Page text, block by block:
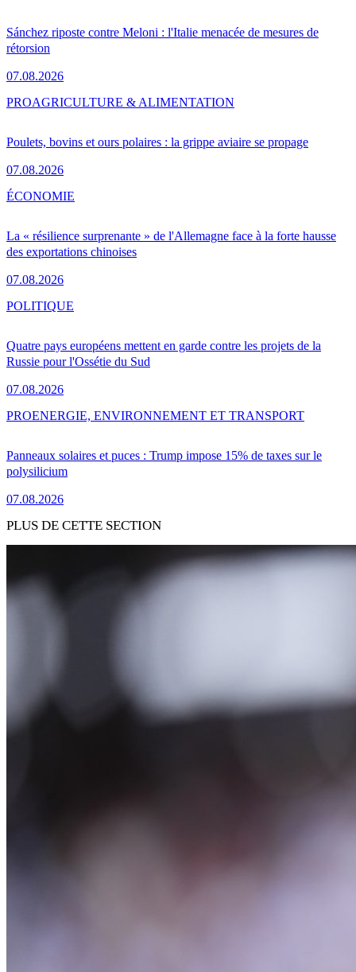
Sánchez riposte contre Meloni : l'Italie menacée de mesures de
rétorsion
07.08.2026
Poulets, bovins et ours polaires : la grippe aviaire se propage
07.08.2026
PROAGRICULTURE & ALIMENTATION
La « résilience surprenante » de l'Allemagne face à la forte hausse
des exportations chinoises
07.08.2026
ÉCONOMIE
Quatre pays européens mettent en garde contre les projets de la
Russie pour l'Ossétie du Sud
07.08.2026
POLITIQUE
Panneaux solaires et puces : Trump impose 15% de taxes sur le
polysilicium
07.08.2026
PROENERGIE, ENVIRONNEMENT ET TRANSPORT
PLUS DE CETTE SECTION